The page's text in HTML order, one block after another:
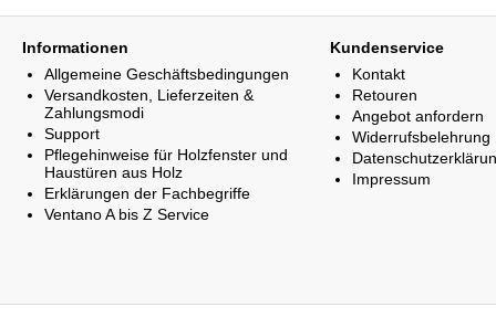
Informationen
Allgemeine Geschäftsbedingungen
Versandkosten, Lieferzeiten &
Zahlungsmodi
Support
Pflegehinweise für Holzfenster und
Haustüren aus Holz
Erklärungen der Fachbegriffe
Ventano A bis Z Service
Kundenservice
Kontakt
Retouren
Angebot anfordern
Widerrufsbelehrung
Impressum